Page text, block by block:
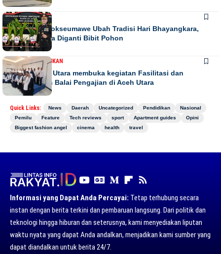
DAERAHNEWS
Kapolres Lhokseumawe Ubah Tradisi Hari Bhayangkara,
Papan Bunga Diganti Bibit Pohon
DAERAHPENDIDIKAN
Bupati Aceh Utara membuka kegiatan Fasilitasi dan
pengawasan Balai Pengajian di Aceh Utara
Quick Links: News Daerah Uncategorized Pendidikan
Nasional
Pemilu
Feature Tech reviews sport Apartment guides
Opini
Biggest fashion angel
cinema health travel
Informasi yang Dapat Anda Percayai: Tetap terhubung secara
instan dengan berita terkini dan pembaruan langsung. Dari politik dan
teknologi hingga hiburan dan seterusnya, kami menyediakan liputan
waktu nyata yang dapat Anda andalkan, menjadikan kami sumber yang
dapat diandalkan untuk berita 24/7.